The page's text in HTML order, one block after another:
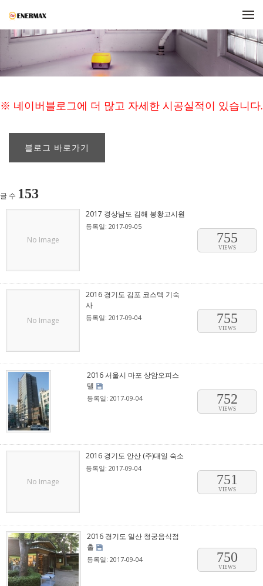
※ 네이버블로그에 더 많고 자세한 시공실적이 있습니다.
블로그 바로가기
글 수 153
No Image
2017 경상남도 김해 봉황고시원
등록일: 2017-09-05
755
VIEWS
No Image
2016 경기도 김포 코스텍 기숙
사
등록일: 2017-09-04 755
VIEWS
2016 서울시 마포 상암오피스
텔
등록일: 2017-09-04 752
VIEWS
No Image
2016 경기도 안산 (주)대일 숙소
등록일: 2017-09-04
751
VIEWS
2016 경기도 일산 청궁음식점
홀
등록일: 2017-09-04 750
VIEWS